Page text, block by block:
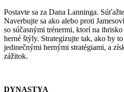
Postavte sa za Dana Lanninga.
Naverbujte sa ako alebo proti
so súčasnými trénermi, ktorí na
herné štýly. Strategizujte tak, ako by
jedinečnými hernými stratégiami, a
zážitok.
DYNASTYA